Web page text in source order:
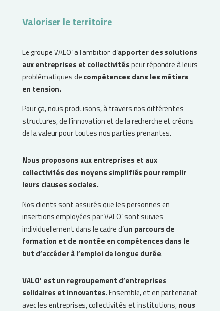
Valoriser le territoire
Le groupe VALO’ a l’ambition d’apporter des solutions
aux entreprises et collectivitéspour répondre à leurs
problématiques de compétences dans les métiers
en tension.
Pour ça, nous produisons, à travers nos différentes
structures, de l’innovation et de la recherche et créons
de la valeur pour toutes nos parties prenantes.
Nous proposons aux entreprises et aux
collectivités des moyens simplifiés pour remplir
leurs clauses sociales.
Nos clients sont assurés que les personnes en
insertions employées par VALO’ sont suivies
individuellement dans le cadre d’un parcours de
formation et de montée en compétences dans le
but d’accéder à l’emploi de longue durée.
VALO’ est un regroupement d’entreprises
solidaires et innovantes. Ensemble, et en partenariat
avec les entreprises, collectivités et institutions,nous